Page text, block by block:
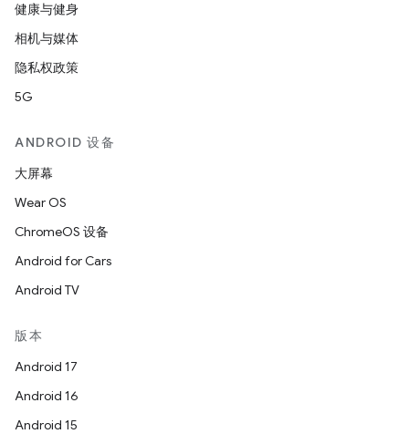
健康与健身
相机与媒体
隐私权政策
5G
ANDROID 设备
大屏幕
Wear OS
ChromeOS 设备
Android for Cars
Android TV
版本
Android 17
Android 16
Android 15